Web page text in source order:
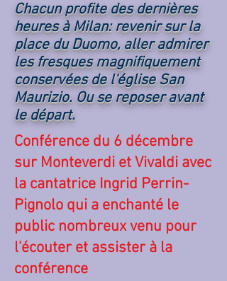
Chacun profite des dernières
heures à Milan: revenir sur la
place du Duomo, aller admirer
les fresques magnifiquement
conservées de l'église San
Maurizio. Ou se reposer avant
le départ.
Conférence du 6 décembre
sur Monteverdi et Vivaldi avec
la cantatrice Ingrid Perrin-
Pignolo qui a enchanté le
public nombreux venu pour
l'écouter et assister à la
conférence